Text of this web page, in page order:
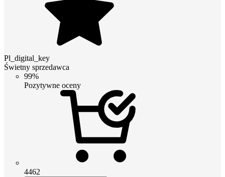
Pl_digital_key
Świetny sprzedawca
99%
Pozytywne oceny
4462